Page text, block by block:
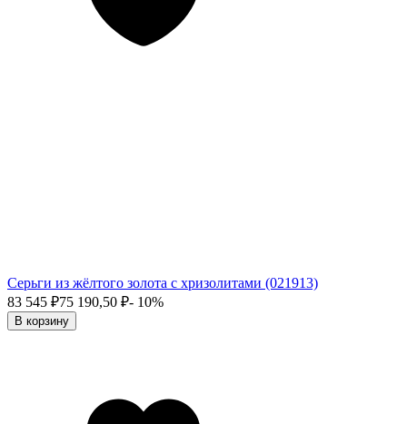
Серьги из жёлтого золота с хризолитами (021913)
83 545 ₽75 190,50 ₽- 10%
В корзину